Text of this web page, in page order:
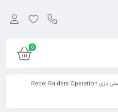
0
/ محصولات برچسب خورده “خرید پستی بازی Rebel Raiders Operation